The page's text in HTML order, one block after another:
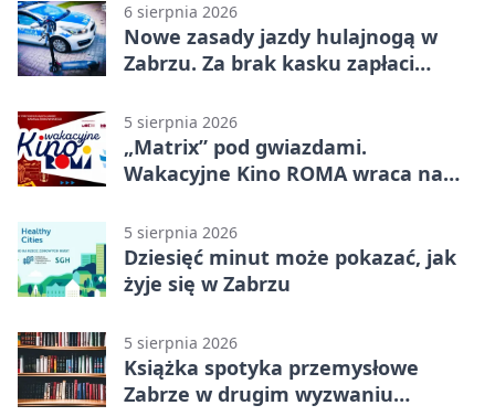
6 sierpnia 2026
Nowe zasady jazdy hulajnogą w
Zabrzu. Za brak kasku zapłaci
5 sierpnia 2026
„Matrix” pod gwiazdami.
Wakacyjne Kino ROMA wraca na
5 sierpnia 2026
Dziesięć minut może pokazać, jak
żyje się w Zabrzu
5 sierpnia 2026
Książka spotyka przemysłowe
Zabrze w drugim wyzwaniu